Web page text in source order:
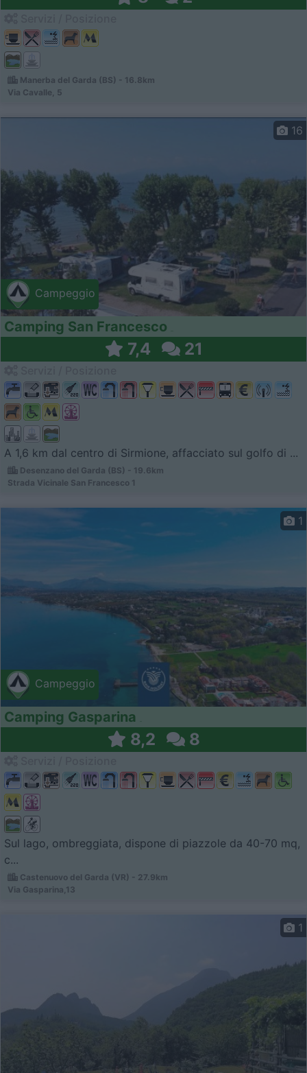
Manerba del Garda (BS) - 16.8km
Via Cavalle, 5
Campeggio
16
Camping San Francesco
7,4 21
A 1,6 km dal centro di Sirmione, affacciato sul golfo di ...
Desenzano del Garda (BS) - 19.6km
Strada Vicinale San Francesco 1
Campeggio
1
Camping Gasparina
8,2 8
Sul lago, ombreggiata, dispone di piazzole da 40-70 mq,
c...
Castenuovo del Garda (VR) - 27.9km
Via Gasparina,13
1